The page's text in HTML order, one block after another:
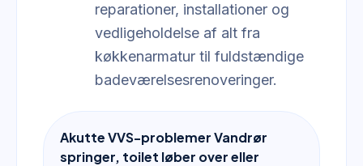
reparationer, installationer og
vedligeholdelse af alt fra
køkkenarmatur til fuldstændige
badeværelsesrenoveringer.
Akutte VVS-problemer Vandrør
springer, toilet løber over eller